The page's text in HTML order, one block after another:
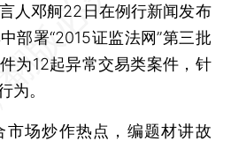
人邓舸22日在例行新闻发布
部署“2015证监法网”第三批
为12起异常交易类案件，针
为。
场炒作热点，编题材讲故